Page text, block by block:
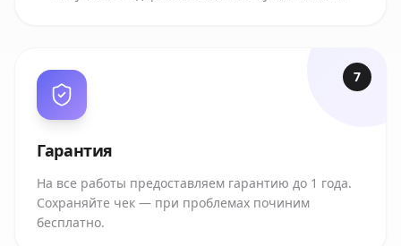
7
Гарантия
На все работы предоставляем гарантию до 1 года.
Сохраняйте чек — при проблемах починим
бесплатно.